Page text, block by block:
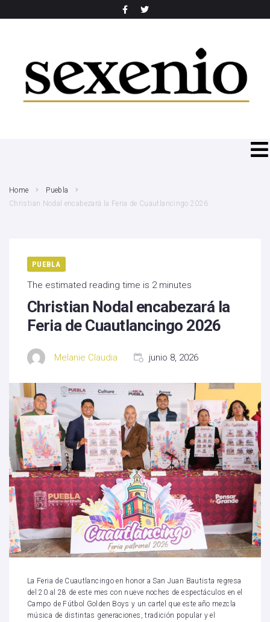
Home
Puebla
Christian Nodal encabezará la Feria de Cuautlancingo 2026
PUEBLA
The estimated reading time is 2 minutes
Christian Nodal encabezará la
Feria de Cuautlancingo 2026
Melanie Claudia junio 8, 2026
La Feria de Cuautlancingo en honor a San Juan Bautista regresa
del 20 al 28 de este mes con nueve noches de espectáculos en el
Campo de Fútbol Golden Boys y un cartel que este año mezcla
música de distintas generaciones, tradición popular y el
SEARCH THIS WEBSITE